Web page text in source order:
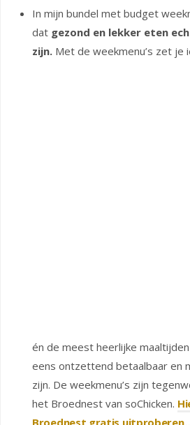
In mijn bundel met budget
dat gezond en lekker eten
zijn. Met de weekmenu’s zet je
én de meest heerlijke
eens ontzettend betaalbaar en
zijn. De weekmenu’s zijn
het Broednest van soChicken.
Broednest gratis uitproberen…